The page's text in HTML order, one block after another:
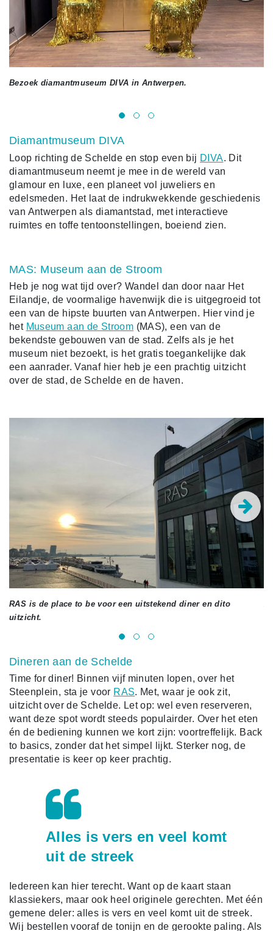
Bezoek diamantmuseum DIVA in Antwerpen.
Diamantmuseum DIVA
Loop richting de Schelde en stop even bij DIVA. Dit
diamantmuseum neemt je mee in de wereld van
glamour en luxe, een planeet vol juweliers en
edelsmeden. Het laat de indrukwekkende geschiedenis
van Antwerpen als diamantstad, met interactieve
ruimtes en toffe tentoonstellingen, boeiend zien.
MAS: Museum aan de Stroom
Heb je nog wat tijd over? Wandel dan door naar Het
Eilandje, de voormalige havenwijk die is uitgegroeid tot
een van de hipste buurten van Antwerpen. Hier vind je
het Museum aan de Stroom (MAS), een van de
bekendste gebouwen van de stad. Zelfs als je het
museum niet bezoekt, is het gratis toegankelijke dak
een aanrader. Vanaf hier heb je een prachtig uitzicht
over de stad, de Schelde en de haven.
RAS is de place to be voor een uitstekend diner en dito
uitzicht.
Dineren aan de Schelde
Time for diner! Binnen vijf minuten lopen, over het
Steenplein, sta je voor RAS. Met, waar je ook zit,
uitzicht over de Schelde. Let op: wel even reserveren,
want deze spot wordt steeds populairder. Over het eten
én de bediening kunnen we kort zijn: voortreffelijk. Back
to basics, zonder dat het simpel lijkt. Sterker nog, de
presentatie is keer op keer prachtig.
Alles is vers en veel komt
uit de streek
Iedereen kan hier terecht. Want op de kaart staan
klassiekers, maar ook heel originele gerechten. Met één
gemene deler: alles is vers en veel komt uit de streek.
Wij bestellen vooraf de tonijn en de gerookte paling. Als